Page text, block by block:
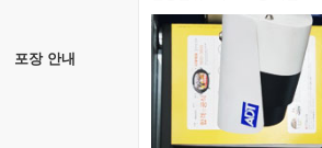
포장 안내